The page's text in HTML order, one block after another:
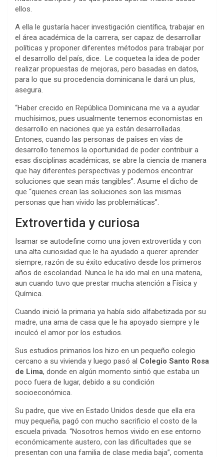
ellos.
A ella le gustaría hacer investigación científica, trabajar en
el área académica de la carrera, ser capaz de desarrollar
políticas y proponer diferentes métodos para trabajar por
el desarrollo del país, dice. Le coquetea la idea de poder
realizar propuestas de mejoras, pero basadas en datos,
para lo que su procedencia dominicana le dará un plus,
asegura.
“Haber crecido en República Dominicana me va a ayudar
muchísimos, pues usualmente tenemos economistas en
desarrollo en naciones que ya están desarrolladas.
Entones, cuando las personas de países en vías de
desarrollo tenemos la oportunidad de poder contribuir a
esas disciplinas académicas, se abre la ciencia de manera
que hay diferentes perspectivas y podemos encontrar
soluciones que sean más tangibles”. Asume el dicho de
que “quienes crean las soluciones son las mismas
personas que han vivido las problemáticas”.
Extrovertida y curiosa
Isamar se autodefine como una joven extrovertida y con
una alta curiosidad que le ha ayudado a querer aprender
siempre, razón de su éxito educativo desde los primeros
años de escolaridad. Nunca le ha ido mal en una materia,
aun cuando tuvo que prestar mucha atención a Física y
Química.
Cuando inició la primaria ya había sido alfabetizada por su
madre, una ama de casa que le ha apoyado siempre y le
inculcó el amor por los estudios.
Sus estudios primarios los hizo en un pequeño colegio
cercano a su vivienda y luego pasó al Colegio Santo Rosa
de Lima, donde en algún momento sintió que estaba un
poco fuera de lugar, debido a su condición
socioeconómica.
Su padre, que vive en Estado Unidos desde que ella era
muy pequeña, pagó con mucho sacrificio el costo de la
escuela privada. “Nosotros hemos vivido en ese entorno
económicamente austero, con las dificultades que se
presentan con una familia de clase media baja”, comenta